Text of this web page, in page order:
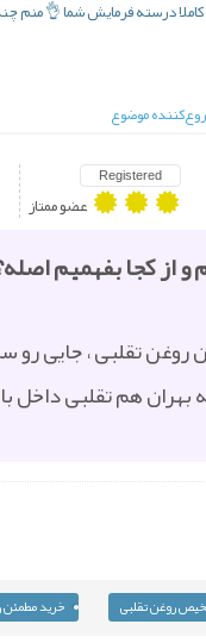
موضوع
Registered
عضو ممتاز
از کجا بفهمیم
سراغ دارید که ۱۰۰ درصد از اورجینال
بهران هم تقلبی
روغن تقلبی خرید مطمئن